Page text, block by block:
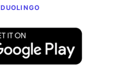
DUOLINGO